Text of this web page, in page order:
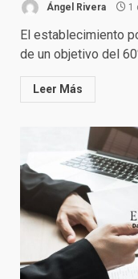
Ángel Rivera 1
El establecimiento
de un objetivo del
Leer Más